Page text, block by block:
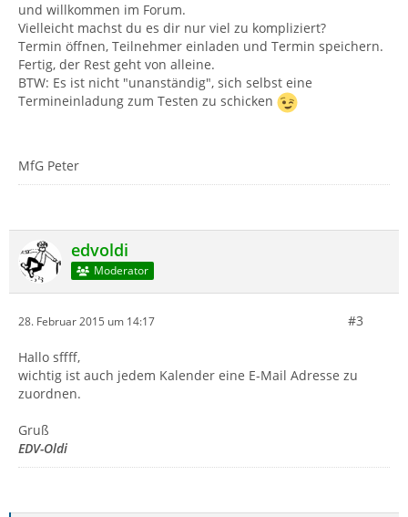
und willkommen im Forum.
Vielleicht machst du es dir nur viel zu kompliziert?
Termin öffnen, Teilnehmer einladen und Termin speichern.
Fertig, der Rest geht von alleine.
BTW: Es ist nicht "unanständig", sich selbst eine
Termineinladung zum Testen zu schicken
MfG Peter
edvoldi
Moderator
28. Februar 2015 um 14:17 #3
Hallo sffff,
wichtig ist auch jedem Kalender eine E-Mail Adresse zu
zuordnen.
Gruß
EDV-Oldi